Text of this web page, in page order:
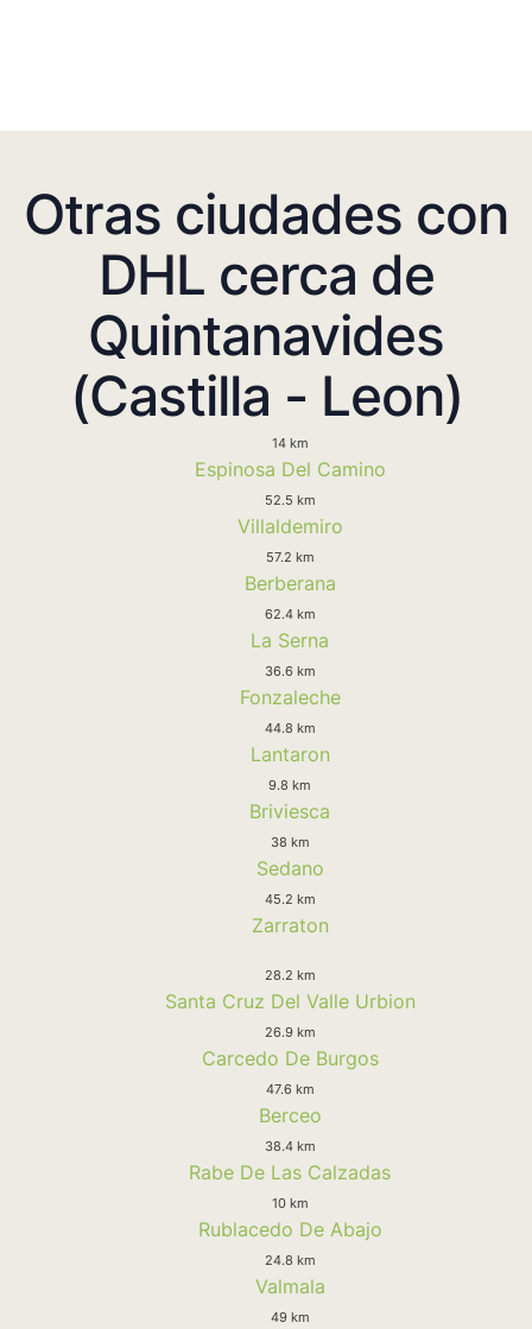
Otras ciudades con
DHL cerca de
Quintanavides
(Castilla - Leon)
14 km
Espinosa Del Camino
52.5 km
Villaldemiro
57.2 km
Berberana
62.4 km
La Serna
36.6 km
Fonzaleche
44.8 km
Lantaron
9.8 km
Briviesca
38 km
Sedano
45.2 km
Zarraton
28.2 km
Santa Cruz Del Valle Urbion
26.9 km
Carcedo De Burgos
47.6 km
Berceo
38.4 km
Rabe De Las Calzadas
10 km
Rublacedo De Abajo
24.8 km
Valmala
49 km